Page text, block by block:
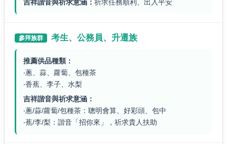
吉祥諧音與祈求意涵： 祈求任務順利、出入平安
參拜族群 考生、公務員、升遷族
推薦供品種類：
‧蔥、蒜、蘿蔔、包種茶
‧香蕉、李子、水梨
吉祥諧音與祈求意涵：
‧蔥/蒜/蘿蔔/包種茶：聰明會算、好彩頭、包中
‧蕉/李/梨：諧音「招你來」，祈求貴人扶助